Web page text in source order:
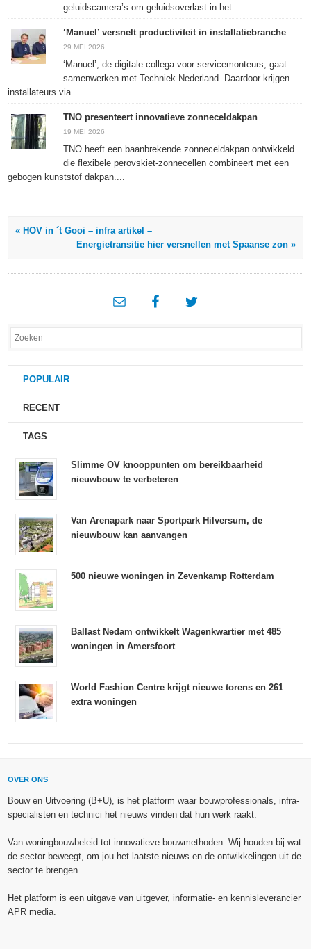
geluidscamera’s om geluidsoverlast in het...
‘Manuel’ versnelt productiviteit in installatiebranche
29 MEI 2026
‘Manuel’, de digitale collega voor servicemonteurs, gaat
samenwerken met Techniek Nederland. Daardoor krijgen
installateurs via...
TNO presenteert innovatieve zonneceldakpan
19 MEI 2026
TNO heeft een baanbrekende zonneceldakpan ontwikkeld
die flexibele perovskiet-zonnecellen combineert met een
gebogen kunststof dakpan....
« HOV in ´t Gooi – infra artikel –
Energietransitie hier versnellen met Spaanse zon »
POPULAIR
RECENT
TAGS
Slimme OV knooppunten om bereikbaarheid
nieuwbouw te verbeteren
Van Arenapark naar Sportpark Hilversum, de
nieuwbouw kan aanvangen
500 nieuwe woningen in Zevenkamp Rotterdam
Ballast Nedam ontwikkelt Wagenkwartier met 485
woningen in Amersfoort
World Fashion Centre krijgt nieuwe torens en 261
extra woningen
OVER ONS
Bouw en Uitvoering (B+U), is het platform waar bouwprofessionals, infra-
specialisten en technici het nieuws vinden dat hun werk raakt.
Van woningbouwbeleid tot innovatieve bouwmethoden. Wij houden bij wat
de sector beweegt, om jou het laatste nieuws en de ontwikkelingen uit de
sector te brengen.
Het platform is een uitgave van uitgever, informatie- en kennisleverancier
APR media.